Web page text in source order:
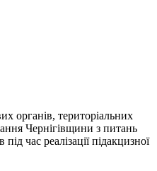
органів, територіальних
Чернігівщини з питань
час реалізації підакцизної